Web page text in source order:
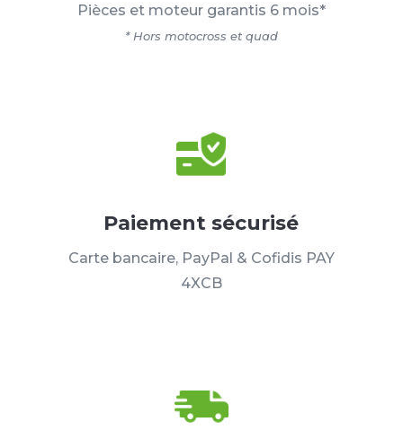
Pièces et moteur garantis 6 mois*
* Hors motocross et quad
Paiement sécurisé
Carte bancaire, PayPal & Cofidis PAY
4XCB